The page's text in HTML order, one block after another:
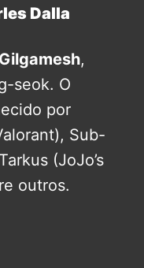
Dalla
Gilgamesh,
seok. O
por
Sub-
(JoJo’s
outros.